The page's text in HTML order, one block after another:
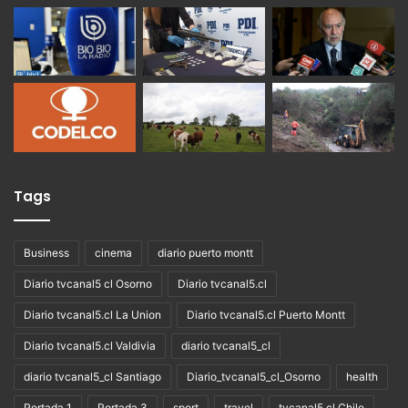
Tags
Business cinema diario puerto montt
Diario tvcanal5 cl Osorno Diario tvcanal5.cl
Diario tvcanal5.cl La Union Diario tvcanal5.cl Puerto Montt
Diario tvcanal5.cl Valdivia diario tvcanal5_cl
diario tvcanal5_cl Santiago Diario_tvcanal5_cl_Osorno health